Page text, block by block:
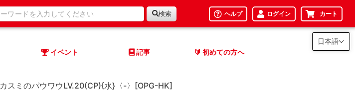
検索 ヘルプ ログイン カート
イベント 記事 🔰 初めての方へ
カスミのパウワウLV.20(CP){水}〈-〉[OPG-HK]
日本語